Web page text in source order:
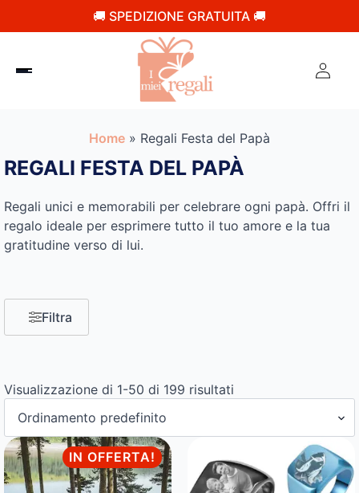
🚚 SPEDIZIONE GRATUITA 🚚
Home » Regali Festa del Papà
REGALI FESTA DEL PAPÀ
Regali unici e memorabili per celebrare ogni papà. Offri il
regalo ideale per esprimere tutto il tuo amore e la tua
gratitudine verso di lui.
Filtra
Visualizzazione di 1-50 di 199 risultati
IN OFFERTA!